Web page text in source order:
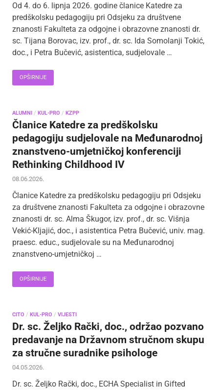
Od 4. do 6. lipnja 2026. godine članice Katedre za
predškolsku pedagogiju pri Odsjeku za društvene
znanosti Fakulteta za odgojne i obrazovne znanosti dr.
sc. Tijana Borovac, izv. prof., dr. sc. Ida Somolanji Tokić,
doc., i Petra Bučević, asistentica, sudjelovale …
OPŠIRNIJE
ALUMNI / KUL-PRO / KZPP
Članice Katedre za predškolsku
pedagogiju sudjelovale na Međunarodnoj
znanstveno-umjetničkoj konferenciji
Rethinking Childhood IV
08.06.2026.
Članice Katedre za predškolsku pedagogiju pri Odsjeku
za društvene znanosti Fakulteta za odgojne i obrazovne
znanosti dr. sc. Alma Škugor, izv. prof., dr. sc. Višnja
Vekić-Kljajić, doc., i asistentica Petra Bučević, univ. mag.
praesc. educ., sudjelovale su na Međunarodnoj
znanstveno-umjetničkoj …
OPŠIRNIJE
CITO / KUL-PRO / VIJESTI
Dr. sc. Željko Rački, doc., održao pozvano
predavanje na Državnom stručnom skupu
za stručne suradnike psihologe
04.05.2026.
Dr. sc. Željko Rački, doc., ECHA Specialist in Gifted